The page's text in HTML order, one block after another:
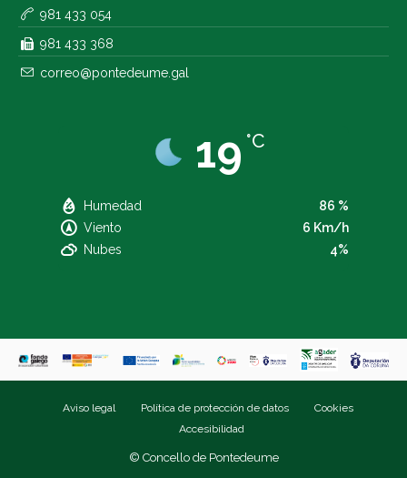
981 433 054
981 433 368
correo@pontedeume.gal
19 °C
Humedad
86 %
Viento
6 Km/h
Nubes
4%
Aviso legal Política de protección de datos
Cookies
Accesibilidad
© Concello de Pontedeume